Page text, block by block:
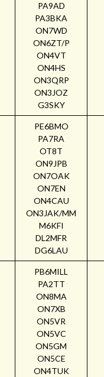
PA9AD
PA3BKA
ON7WD
ON6ZT/P
ON4VT
ON4HS
ON3QRP
ON3JOZ
G3SKY
PE6BMO
PA7RA
OT8T
ON9JPB
ON7OAK
ON7EN
ON4CAU
ON3JAK/MM
M6KFI
DL2MFR
DG6LAU
PB6MILL
PA2TT
ON8MA
ON7XB
ON5VR
ON5VC
ON5GM
ON5CE
ON4TUK